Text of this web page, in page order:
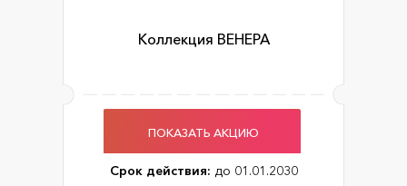
Коллекция ВЕНЕРА
ПОКАЗАТЬ АКЦИЮ
Срок действия: до 01.01.2030